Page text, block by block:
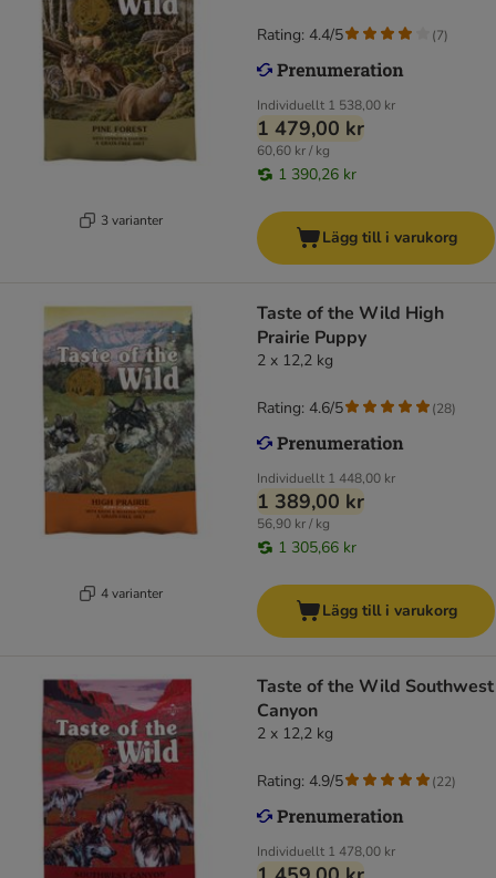
3 varianter
Individuellt 1 538,00 kr
1 479,00 kr
60,60 kr / kg
1 390,26 kr
Rating: 4.4/5 (7)
Lägg till i varukorg
4 varianter
Taste of the Wild High
Prairie Puppy
2 x 12,2 kg
Individuellt 1 448,00 kr
1 389,00 kr
56,90 kr / kg
1 305,66 kr
Rating: 4.6/5 (28)
Lägg till i varukorg
Taste of the Wild Southwest
Canyon
2 x 12,2 kg
Individuellt 1 478,00 kr
Rating: 4.9/5 (22)